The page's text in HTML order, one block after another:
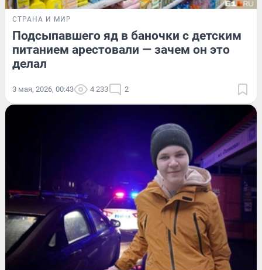
СТРАНА И МИР
Подсыпавшего яд в баночки с детским
питанием арестовали — зачем он это
делал
3 мая, 2026, 00:43 4 233 2